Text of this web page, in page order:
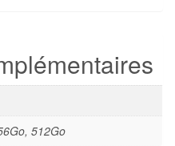
512Go